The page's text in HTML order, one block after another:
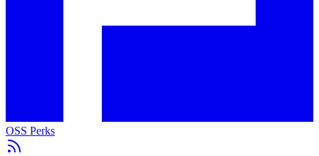
OSS Perks